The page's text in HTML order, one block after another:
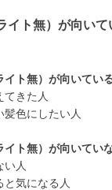
イト無）が向い
イト無）が向いている
てきた人
髪色にしたい人
イト無）が向いてい
い人
と気になる人